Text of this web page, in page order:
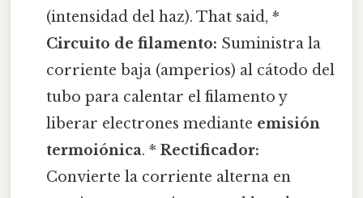
(intensidad del haz). That said, *
Circuito de filamento: Suministra la
corriente baja (amperios) al cátodo del
tubo para calentar el filamento y
liberar electrones mediante emisión
termoiónica. *Rectificador:
Convierte la corriente alterna en